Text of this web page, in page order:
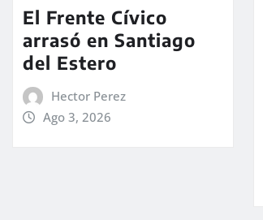
El Frente Cívico
arrasó en Santiago
del Estero
Hector Perez
Ago 3, 2026